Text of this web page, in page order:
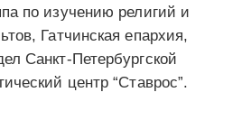
по изучению религий и
Гатчинская епархия,
Санкт-Петербургской
центр “Ставрос”.